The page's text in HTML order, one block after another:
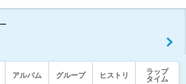
アルバム グループ ヒストリ
ラップ
タイム